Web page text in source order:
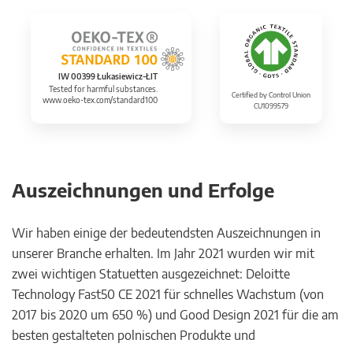
IW 00399 Łukasiewicz-ŁIT
Tested for harmful substances.
www.oeko-tex.com/standard100
Certified by Control Union
CU1099579
Auszeichnungen und Erfolge
Wir haben einige der bedeutendsten Auszeichnungen in
unserer Branche erhalten. Im Jahr 2021 wurden wir mit
zwei wichtigen Statuetten ausgezeichnet: Deloitte
Technology Fast50 CE 2021 für schnelles Wachstum (von
2017 bis 2020 um 650 %) und Good Design 2021 für die am
besten gestalteten polnischen Produkte und